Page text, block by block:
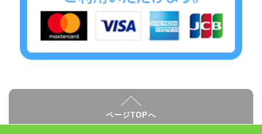
ページTOPへ